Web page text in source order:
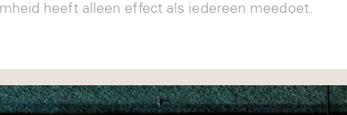
heeft alleen effect als iedereen meedoet.